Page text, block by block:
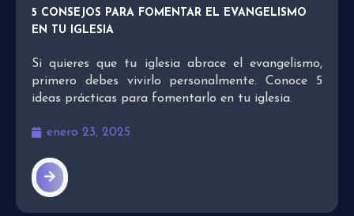
5 CONSEJOS PARA FOMENTAR EL EVANGELISMO
EN TU IGLESIA
Si quieres que tu iglesia abrace el evangelismo,
primero debes vivirlo personalmente. Conoce 5
ideas prácticas para fomentarlo en tu iglesia.
enero 23, 2025